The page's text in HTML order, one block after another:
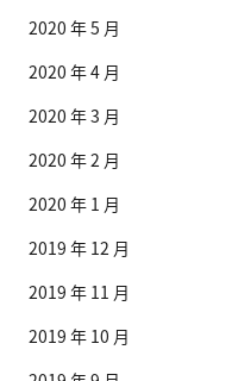
2020 年 5 月
2020 年 4 月
2020 年 3 月
2020 年 2 月
2020 年 1 月
2019 年 12 月
2019 年 11 月
2019 年 10 月